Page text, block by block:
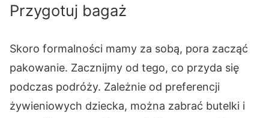
Przygotuj bagaż
Skoro formalności mamy za sobą, pora zacząć
pakowanie. Zacznijmy od tego, co przyda się
podczas podróży. Zależnie od preferencji
żywieniowych dziecka, można zabrać butelki i